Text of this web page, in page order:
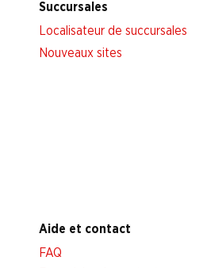
Succursales
Localisateur de succursales
Nouveaux sites
Aide et contact
FAQ